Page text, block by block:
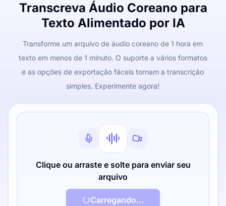
Transcreva Áudio Coreano para
Texto Alimentado por IA
Transforme um arquivo de áudio coreano de 1 hora em
texto em menos de 1 minuto. O suporte a vários formatos
e as opções de exportação fáceis tornam a transcrição
simples. Experimente agora!
Clique ou arraste e solte para enviar seu
arquivo
Carregando...